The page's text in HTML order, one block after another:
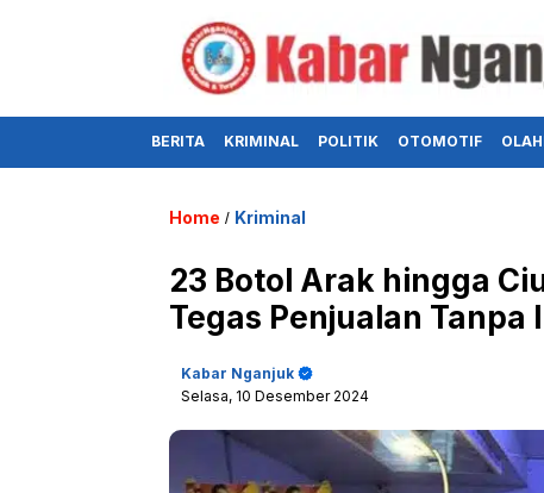
BERITA KRIMINAL POLITIK OTOMOTIF
Home / Kriminal
23 Botol Arak hingga
Tegas Penjualan Tanpa
Kabar Nganjuk
Selasa, 10 Desember 2024